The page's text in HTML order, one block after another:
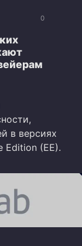
0
в версиях
Edition (EE).